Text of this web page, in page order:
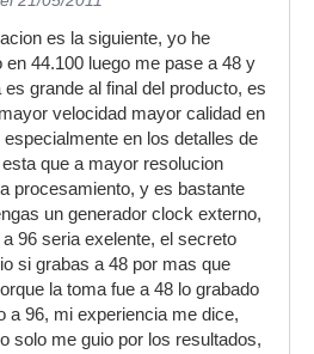
es la siguiente, yo he
44.100 luego me pase a 48 y
grande al final del producto, es
velocidad mayor calidad en
especialmente en los detalles de
que a mayor resolucion
procesamiento, y es bastante
un generador clock externo,
96 seria exelente, el secreto
si grabas a 48 por mas que
la toma fue a 48 lo grabado
a 96, mi experiencia me dice,
solo me guio por los resultados,